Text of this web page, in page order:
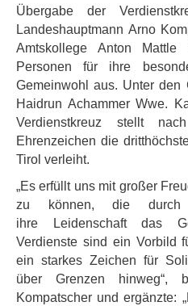
Übergabe der
Landeshauptmann Arno
Amtskollege Anton Mattle
Personen für ihre
Gemeinwohl aus. Unter den
Haidrun Achammer Wwe.
Verdienstkreuz stellt
Ehrenzeichen die
Tirol verleiht.
„Es erfüllt uns mit großer
zu können, die durch
ihre Leidenschaft das
Verdienste sind ein Vorbild
ein starkes Zeichen für
über Grenzen hinweg“,
Kompatscher und ergänzte: